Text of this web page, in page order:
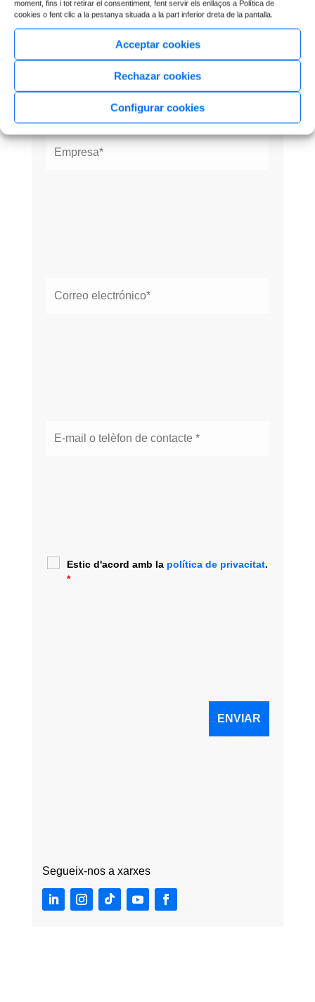
moment, fins i tot retirar el consentiment, fent servir els enllaços a Política de
cookies o fent clic a la pestanya situada a la part inferior dreta de la pantalla.
Acceptar cookies
Rechazar cookies
Configurar cookies
Estic d'acord amb lapolítica de privacitat.
*
Segueix-nos a xarxes